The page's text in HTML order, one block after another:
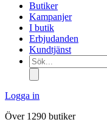
Butiker
Kampanjer
I butik
Erbjudanden
Kundtjänst
Sök...
Logga in
Över 1290 butiker